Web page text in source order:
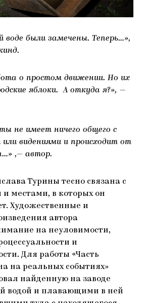
воде были замечены. Теперь…»,
о простом движении. Но их
яблоки. А откуда я?», —
не имеет ничего общего с
видениями и происходит от
,— автор.
Турины тесно связана с
местами, в которых он
Художественные и
автора
на неуловимости,
и
Для работы «Часть
на реальных событиях»
найденную на заводе
водой и плавающими в ней